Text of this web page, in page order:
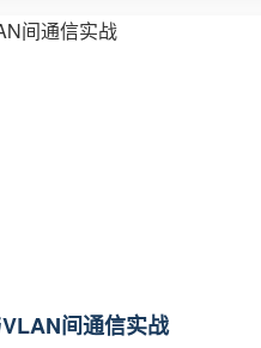
间通信实战